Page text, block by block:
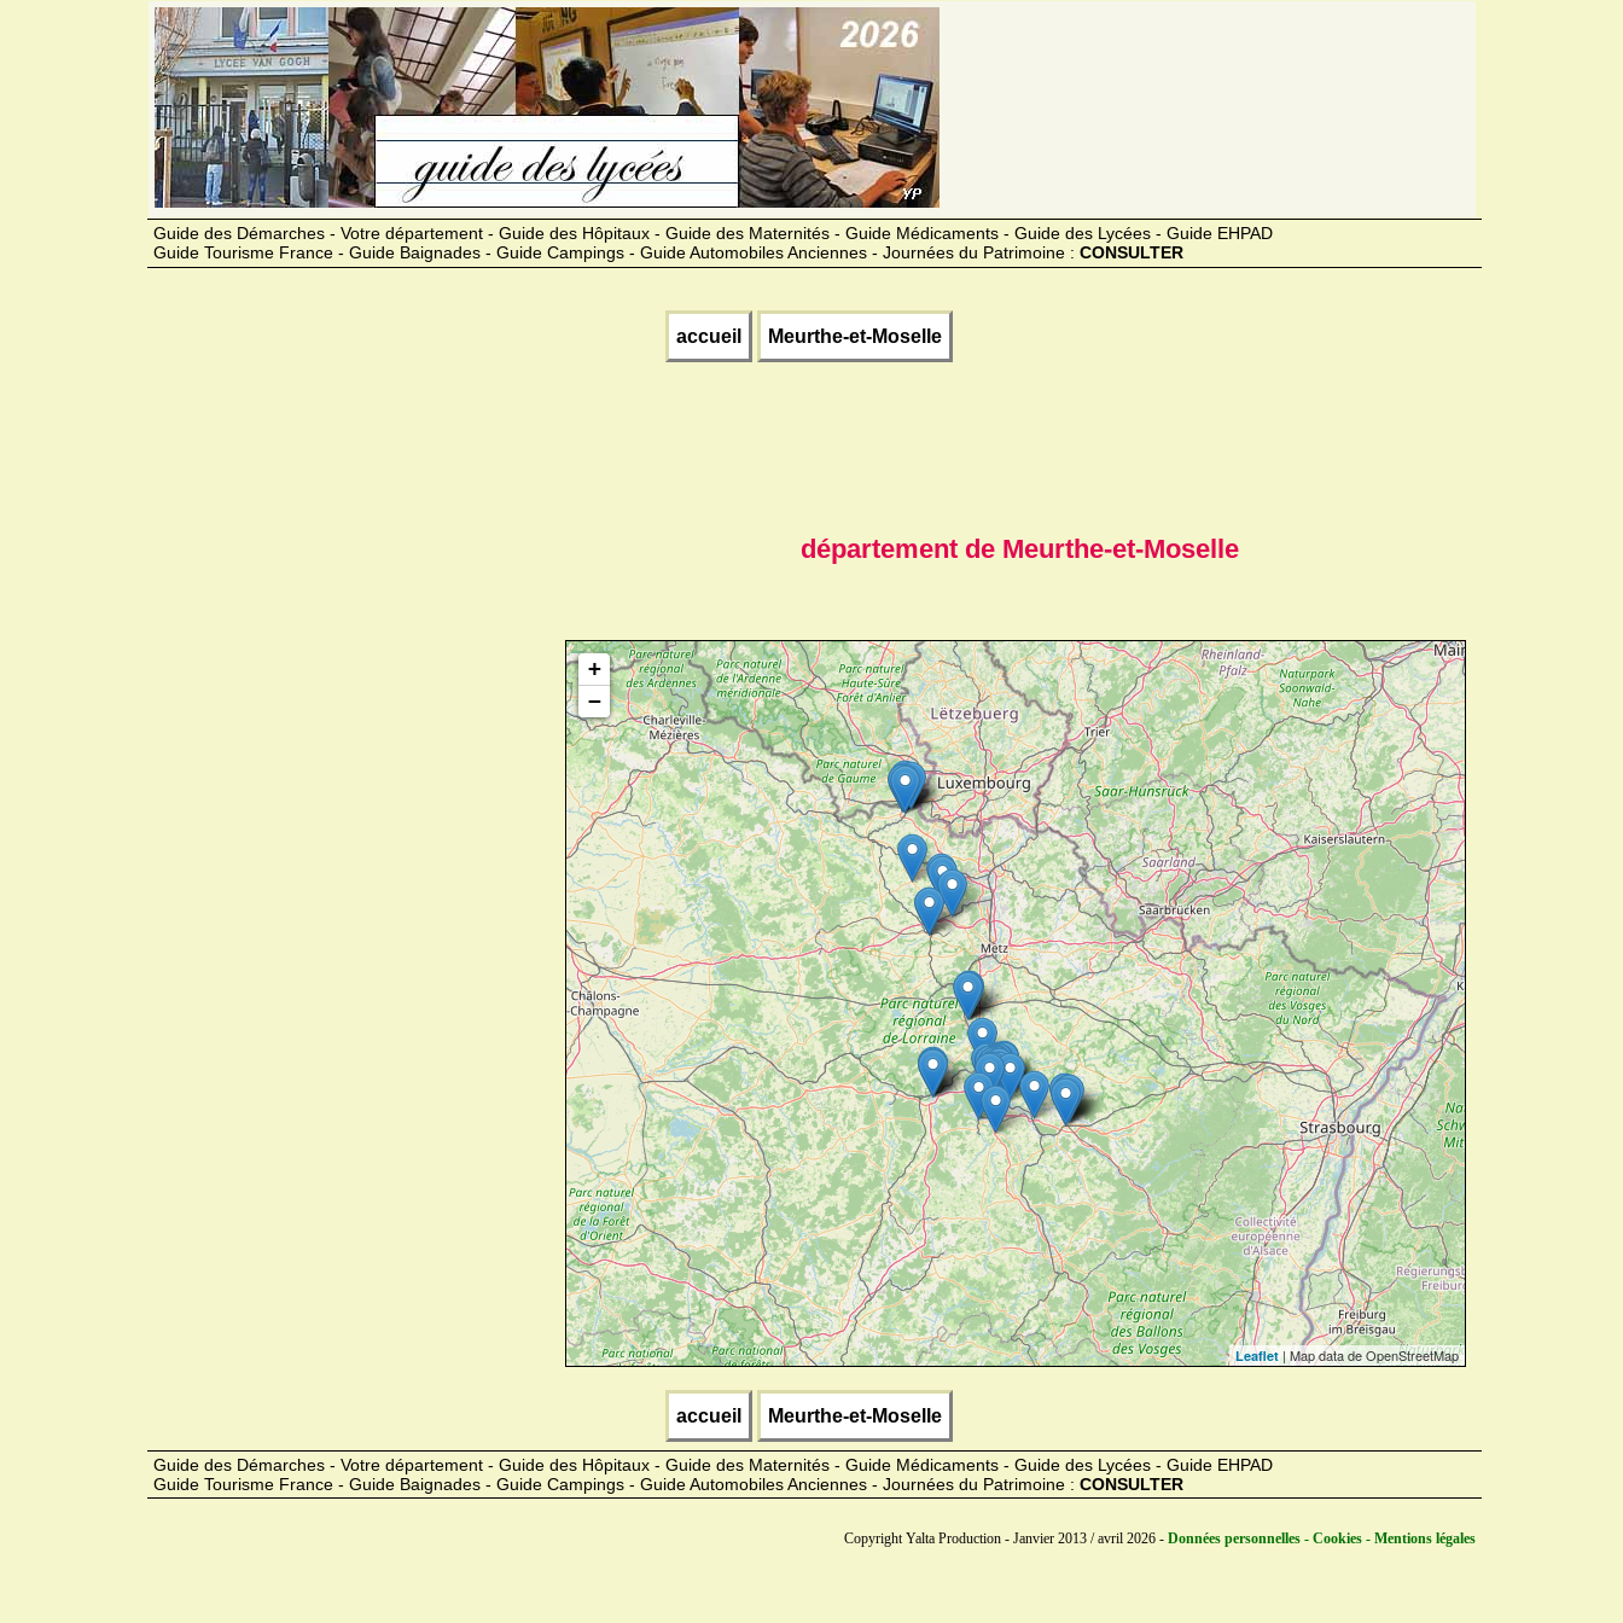
Guide des Démarches - Votre département - Guide des Hôpitaux - Guide des Maternités - Guide Médicaments - Guide des Lycées - Guide EHPAD
Guide Tourisme France - Guide Baignades - Guide Campings - Guide Automobiles Anciennes - Journées du Patrimoine : CONSULTER
accueil Meurthe-et-Moselle
département de Meurthe-et-Moselle
+
−
Leaflet | Map data de OpenStreetMap
accueil Meurthe-et-Moselle
Guide des Démarches - Votre département - Guide des Hôpitaux - Guide des Maternités - Guide Médicaments - Guide des Lycées - Guide EHPAD
Guide Tourisme France - Guide Baignades - Guide Campings - Guide Automobiles Anciennes - Journées du Patrimoine : CONSULTER
Copyright Yalta Production - Janvier 2013 / avril 2026 - Données personnelles - Cookies - Mentions légales